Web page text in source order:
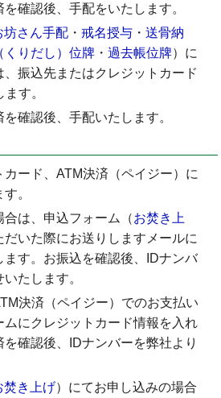
確認後、手配をいたします。
坊さん手配 ・戒名授与 ・送骨納
くりだし）位牌 ・過去帳位牌）に
振込先またはクレジットカード
す。
確認後、手配いたします。
ード、ATM決済（ペイジー）に
。
は、申込フォーム（お焚き上
だいた際にお送りしますメールに
ます。お振込を確認後、IDナンバ
たします。
決済（ペイジー）でのお支払い
にクレジットカード情報を入れ
確認後、IDナンバーを弊社より
焚き上げ）にてお申し込みの場合